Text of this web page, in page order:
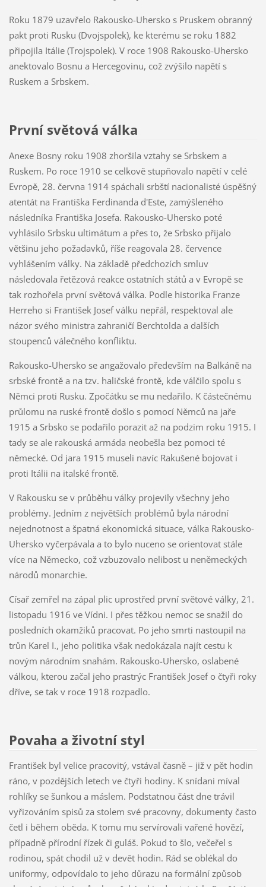
Roku 1879 uzavřelo Rakousko-Uhersko s Pruskem obranný
pakt proti Rusku (Dvojspolek), ke kterému se roku 1882
připojila Itálie (Trojspolek). V roce 1908 Rakousko-Uhersko
anektovalo Bosnu a Hercegovinu, což zvýšilo napětí s
Ruskem a Srbskem.
První světová válka
Anexe Bosny roku 1908 zhoršila vztahy se Srbskem a
Ruskem. Po roce 1910 se celkově stupňovalo napětí v celé
Evropě, 28. června 1914 spáchali srbští nacionalisté úspěšný
atentát na Františka Ferdinanda d'Este, zamýšleného
následníka Františka Josefa. Rakousko-Uhersko poté
vyhlásilo Srbsku ultimátum a přes to, že Srbsko přijalo
většinu jeho požadavků, říše reagovala 28. července
vyhlášením války. Na základě předchozích smluv
následovala řetězová reakce ostatních států a v Evropě se
tak rozhořela první světová válka. Podle historika Franze
Herreho si František Josef válku nepřál, respektoval ale
názor svého ministra zahraničí Berchtolda a dalších
stoupenců válečného konfliktu.
Rakousko-Uhersko se angažovalo především na Balkáně na
srbské frontě a na tzv. haličské frontě, kde válčilo spolu s
Němci proti Rusku. Zpočátku se mu nedařilo. K částečnému
průlomu na ruské frontě došlo s pomocí Němců na jaře
1915 a Srbsko se podařilo porazit až na podzim roku 1915. I
tady se ale rakouská armáda neobešla bez pomoci té
německé. Od jara 1915 museli navíc Rakušené bojovat i
proti Itálii na italské frontě.
V Rakousku se v průběhu války projevily všechny jeho
problémy. Jedním z největších problémů byla národní
nejednotnost a špatná ekonomická situace, válka Rakousko-
Uhersko vyčerpávala a to bylo nuceno se orientovat stále
více na Německo, což vzbuzovalo nelibost u neněmeckých
národů monarchie.
Císař zemřel na zápal plic uprostřed první světové války, 21.
listopadu 1916 ve Vídni. I přes těžkou nemoc se snažil do
posledních okamžiků pracovat. Po jeho smrti nastoupil na
trůn Karel I., jeho politika však nedokázala najít cestu k
novým národním snahám. Rakousko-Uhersko, oslabené
válkou, kterou začal jeho prastrýc František Josef o čtyři roky
dříve, se tak v roce 1918 rozpadlo.
Povaha a životní styl
František byl velice pracovitý, vstával časně – již v pět hodin
ráno, v pozdějších letech ve čtyři hodiny. K snídani míval
rohlíky se šunkou a máslem. Podstatnou část dne trávil
vyřizováním spisů za stolem své pracovny, dokumenty často
četl i během oběda. K tomu mu servírovali vařené hovězí,
případně přírodní řízek či guláš. Pokud to šlo, večeřel s
rodinou, spát chodil už v devět hodin. Rád se oblékal do
uniformy, odpovídalo to jeho důrazu na formální způsob